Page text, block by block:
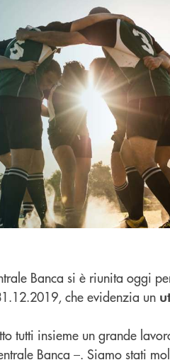
Banca si è riunita oggi
che evidenzia un
tutti insieme un grande
Banca –. Siamo stati